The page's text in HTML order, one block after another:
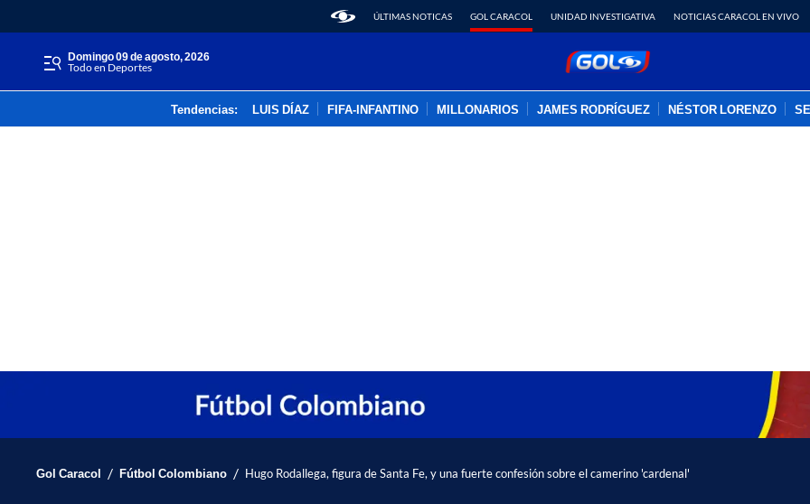
ÚLTIMAS NOTICAS GOL CARACOL UNIDAD INVESTIGATIVA NOTICIAS CARACOL EN VIVO
domingo 09 de agosto, 2026
Todo en Deportes
Tendencias: LUIS DÍAZ FIFA-INFANTINO MILLONARIOS JAMES RODRÍGUEZ NÉSTOR LORENZO
Gol Caracol / Fútbol Colombiano / Hugo Rodallega, figura de Santa Fe, y una fuerte confesión sobre el camerino 'cardenal'